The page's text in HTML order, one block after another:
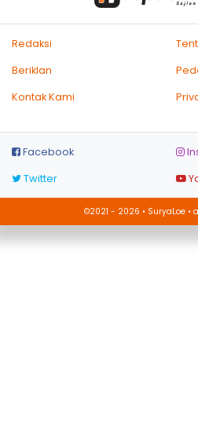
Redaksi
Beriklan
Kontak Kami
Facebook
Twitter
©2021 - 2026 • SuryaLoe •